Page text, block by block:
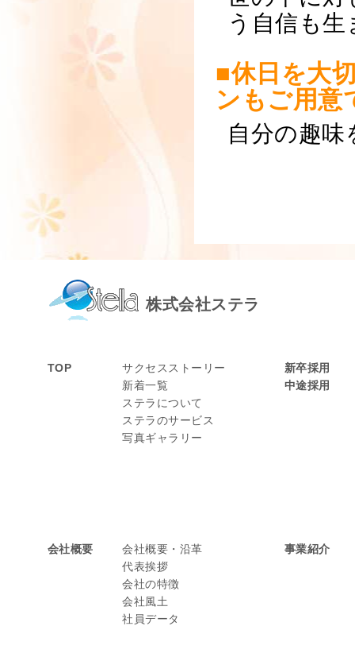
う自信も
■休日を大
ンもご用意
自分の趣
株式会社ステラ
TOP
サクセスストーリー
新着一覧
ステラについて
ステラのサービス
写真ギャラリー
新卒採用
中途採用
会社概要
会社概要・沿革
代表挨拶
会社の特徴
会社風土
社員データ
事業紹介